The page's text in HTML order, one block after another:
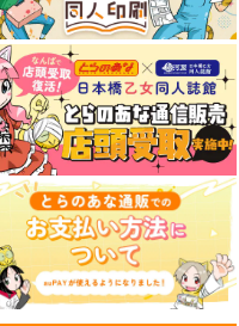
作品詳細